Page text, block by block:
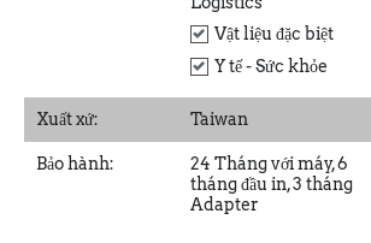
Vật liệu đặc biệt
Y tế - Sức khỏe
Xuất xứ: Taiwan
Bảo hành:
24 Tháng với máy, 6
tháng đầu in, 3 tháng
Adapter